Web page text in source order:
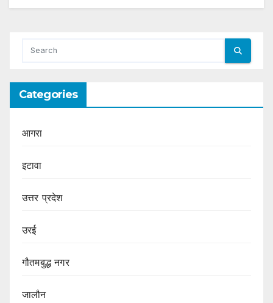
Categories
आगरा
इटावा
उत्तर प्रदेश
उरई
गौतमबुद्ध नगर
जालौन